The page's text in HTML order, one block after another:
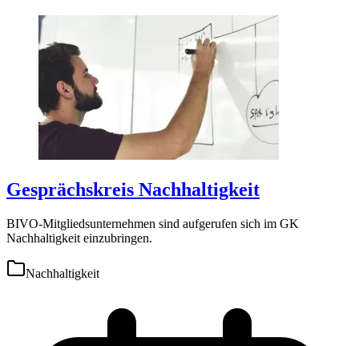
Gesprächskreis Nachhaltigkeit
BIVO-Mitgliedsunternehmen sind aufgerufen sich im GK
Nachhaltigkeit einzubringen.
Nachhaltigkeit